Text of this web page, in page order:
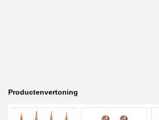
Productenvertoning